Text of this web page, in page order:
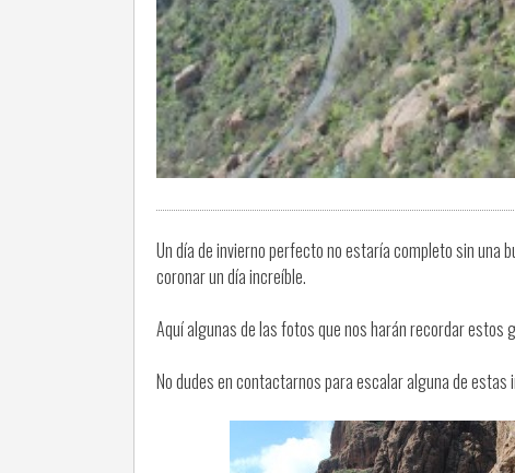
Un día de invierno perfecto no estaría completo sin una
coronar un día increíble.
Aquí algunas de las fotos que nos harán recordar estos
No dudes en contactarnos para escalar alguna de